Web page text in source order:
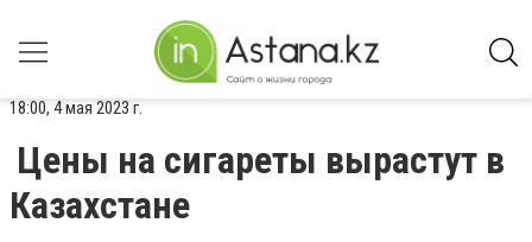
18:00, 4 мая 2023 г.
Цены на сигареты вырастут в
Казахстане